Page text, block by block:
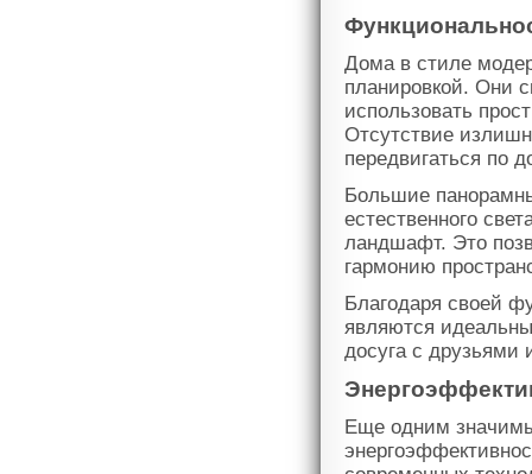
Дома в стиле
планировкой. Они
использовать
Отсутствие
передвигаться по
Большие
естественного
ландшафт. Это
гармонию
Благодаря своей
являются
досуга с друзьями
Еще одним